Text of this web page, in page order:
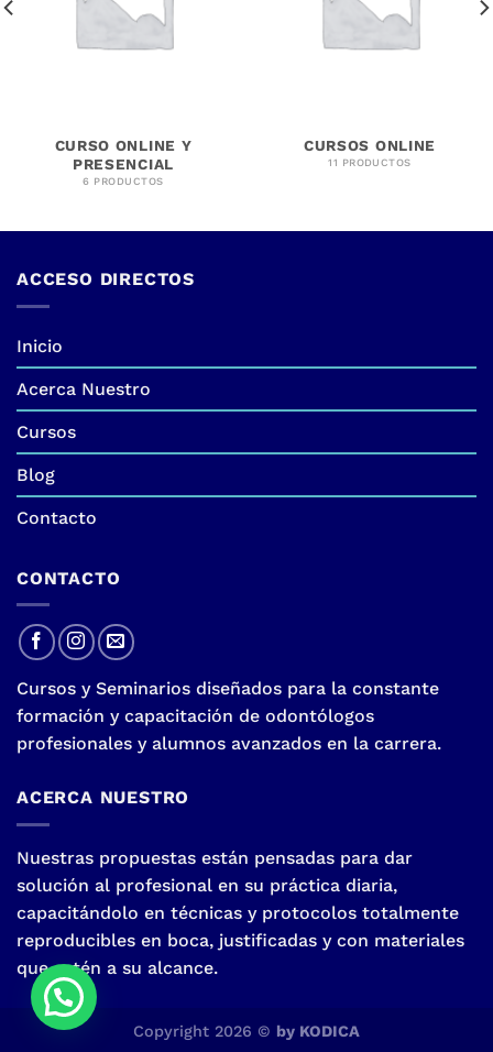
CURSO ONLINE Y
PRESENCIAL
6 PRODUCTOS
CURSOS ONLINE
11 PRODUCTOS
ACCESO DIRECTOS
Inicio
Acerca Nuestro
Cursos
Blog
Contacto
CONTACTO
Cursos y Seminarios diseñados para la constante
formación y capacitación de odontólogos
profesionales y alumnos avanzados en la carrera.
ACERCA NUESTRO
Nuestras propuestas están pensadas para dar
solución al profesional en su práctica diaria,
capacitándolo en técnicas y protocolos totalmente
reproducibles en boca, justificadas y con materiales
que estén a su alcance.
Copyright 2026 © by KODICA